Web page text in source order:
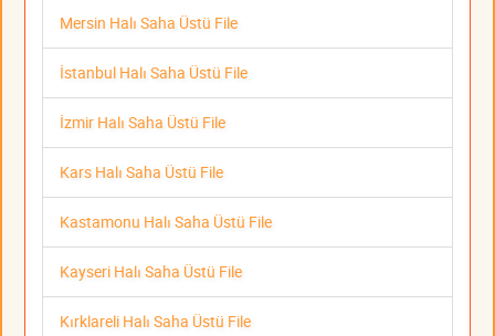
Mersin Halı Saha Üstü File
İstanbul Halı Saha Üstü File
İzmir Halı Saha Üstü File
Kars Halı Saha Üstü File
Kastamonu Halı Saha Üstü File
Kayseri Halı Saha Üstü File
Kırklareli Halı Saha Üstü File